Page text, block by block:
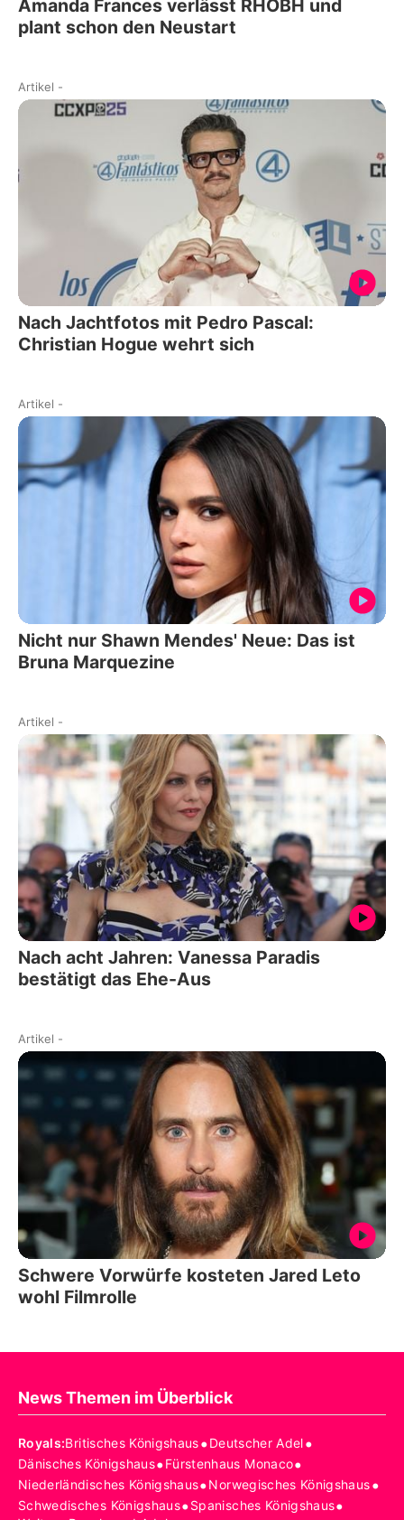
Amanda Frances verlässt RHOBH und
plant schon den Neustart
Artikel -
Nach Jachtfotos mit Pedro Pascal:
Christian Hogue wehrt sich
Artikel -
Nicht nur Shawn Mendes' Neue: Das ist
Bruna Marquezine
Artikel -
Nach acht Jahren: Vanessa Paradis
bestätigt das Ehe-Aus
Artikel -
Schwere Vorwürfe kosteten Jared Leto
wohl Filmrolle
News Themen im Überblick
Royals:Britisches Königshaus•Deutscher Adel•
Dänisches Königshaus•Fürstenhaus Monaco•
Niederländisches Königshaus•Norwegisches Königshaus•
Schwedisches Königshaus•Spanisches Königshaus•